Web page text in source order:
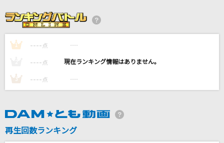
DAMの新曲・ランキングなど
カラオケをもっと楽しもう！
1 ---- 点 ----
---- 点 ----
3 ---- 点 ----
再生回数ランキング